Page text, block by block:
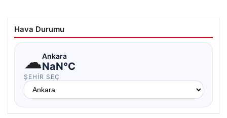
Hava Durumu
☁Ankara
NaN°C
ŞEHIR SEÇ